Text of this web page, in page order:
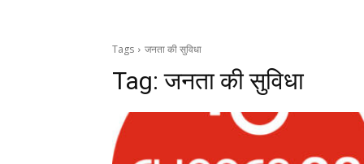
Tags जनता की सुविधा
Tag:जनता की सुविधा